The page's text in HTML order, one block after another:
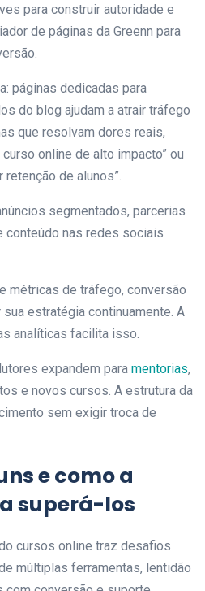
para construir autoridade e
de páginas da Greenn para
páginas dedicadas para
do blog ajudam a atrair tráfego
que resolvam dores reais,
online de alto impacto” ou
retenção de alunos”.
segmentados, parcerias
conteúdo nas redes sociais
métricas de tráfego, conversão
estratégia continuamente. A
analíticas facilita isso.
expandem para mentorias,
e novos cursos. A estrutura da
sem exigir troca de
e como a
superá-los
cursos online traz desafios
múltiplas ferramentas, lentidão